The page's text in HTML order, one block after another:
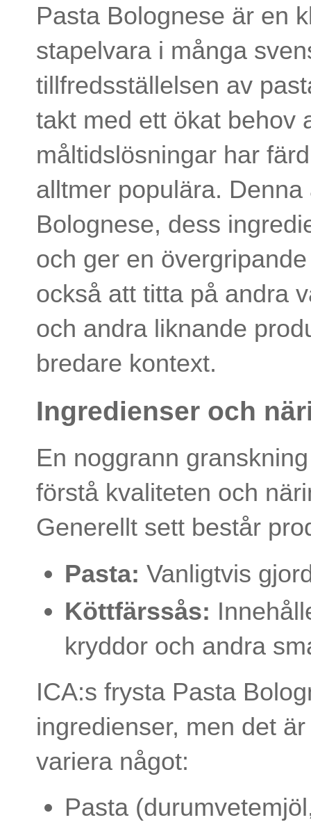
Pasta Bolognese är en
stapelvara i många
tillfredsställelsen av
takt med ett ökat behov
måltidslösningar har
alltmer populära.
Bolognese, dess
och ger en
också att titta på andra
och andra liknande
bredare kontext.
Ingredienser och
En noggrann
förstå kvaliteten och
Generellt sett består
Pasta: Vanligtvis
Köttfärssås:
kryddor och andra
ICA:s frysta Pasta
ingredienser, men det
variera något:
Pasta